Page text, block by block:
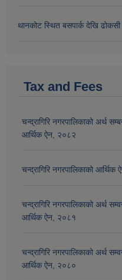
थानकोट स्थित बसपार्क देखि
Tax and Fees
चन्द्रागिरि नगरपालिकाको अर्थ
आर्थिक ऐन, २०८२
चन्द्रागिरि नगरपालिकाको
चन्द्रागिरि नगरपालिकाको अर्थ
आर्थिक ऐन, २०८१
चन्द्रागिरि नगरपालिकाको अर्थ
आर्थिक ऐन, २०८०